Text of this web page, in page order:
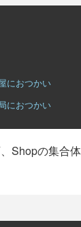
おつかい
おつかい
Shopの集合